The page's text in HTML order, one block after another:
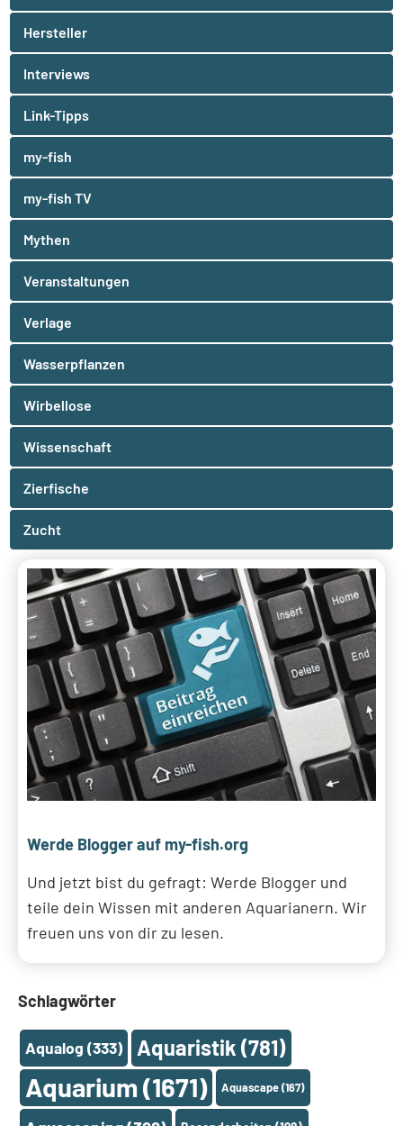
Hersteller
Interviews
Link-Tipps
my-fish
my-fish TV
Mythen
Veranstaltungen
Verlage
Wasserpflanzen
Wirbellose
Wissenschaft
Zierfische
Zucht
Werde Blogger auf my-fish.org
Und jetzt bist du gefragt: Werde Blogger und
teile dein Wissen mit anderen Aquarianern. Wir
freuen uns von dir zu lesen.
Schlagwörter
Aqualog (333) Aquaristik (781)
Aquarium (1671) Aquascape(167)